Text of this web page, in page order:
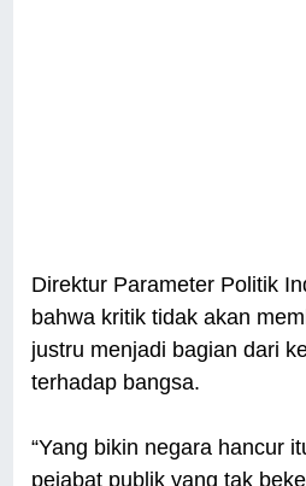
Direktur Parameter Politik
bahwa kritik tidak akan
justru menjadi bagian dari
terhadap bangsa.
“Yang bikin negara hancur
pejabat publik yang tak